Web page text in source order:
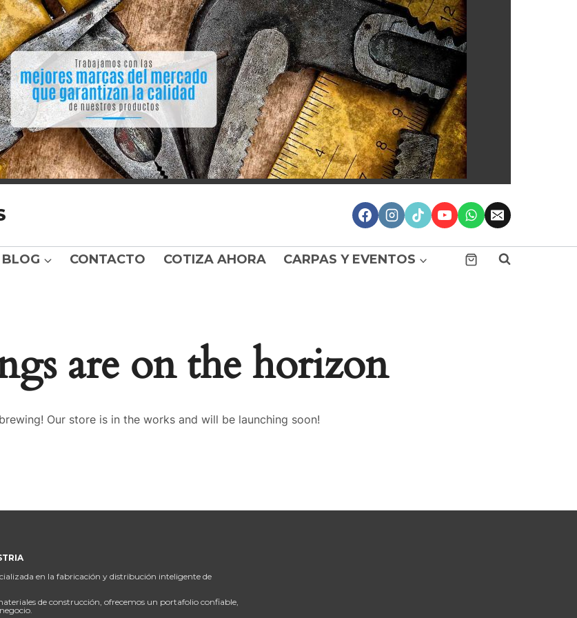
BLOG CONTACTO COTIZA AHORA CARPAS Y EVENTOS
are on the horizon
Our store is in the works and will be launching soon!
en la fabricación y distribución inteligente de
de construcción, ofrecemos un portafolio confiable,